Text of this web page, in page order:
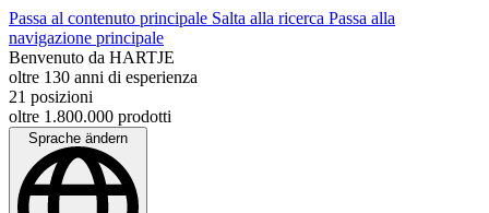
Passa al contenuto principale Salta alla ricerca Passa alla
navigazione principale
Benvenuto da HARTJE
oltre 130 anni di esperienza
21 posizioni
oltre 1.800.000 prodotti
Sprache ändern